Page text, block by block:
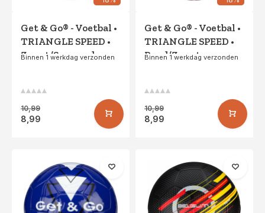
Get & Go® - Voetbal •
TRIANGLE SPEED •
Zwart/Smaragd
Binnen 1 werkdag verzonden
10,99
8,99
Get & Go® - Voetbal •
TRIANGLE SPEED •
Rood/Zwart
Binnen 1 werkdag verzonden
10,99
8,99